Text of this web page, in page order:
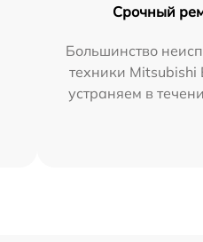
Срочный
Большинство
техники Mitsubishi
устраняем в